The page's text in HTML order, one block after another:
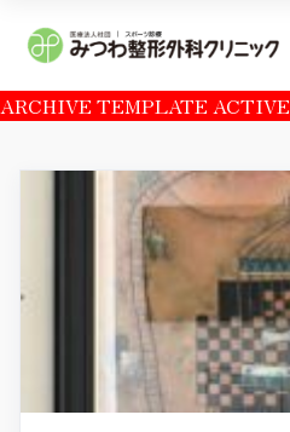
― 初診の方へ・アクセス
当院について
ARCHIVE TEMPLATE ACTIVE